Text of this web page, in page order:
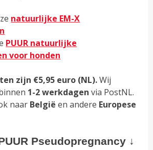
natuurlijke EM-X
PUUR natuurlijke
voor honden
zijn €5,95 euro (NL).Wij
1-2 werkdagen via PostNL.
naar België en andere Europese
Pseudopregnancy ↓